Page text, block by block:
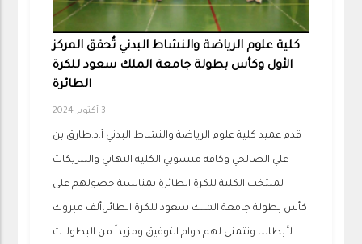
كلية علوم الرياضة والنشاط البدني تٌحقق المركز
الأول وكأس بطولة جامعة الملك سعود للكرة
الطائرة
3 أكتوبر 2024
قدم عميد كلية علوم الرياضة والنشاط البدني أ.د.طارق بن
علي الصالحي وكافة منسوبي الكلية التهاني والتبريكات
لمنتخب الكلية للكرة الطائرة بمناسبة حصولهم على
كأس بطولة جامعة الملك سعود للكرة الطائر،ألف مبروك
لأبطالنا ونتمنى لهم دوام التوفيق ومزيداً من البطولات